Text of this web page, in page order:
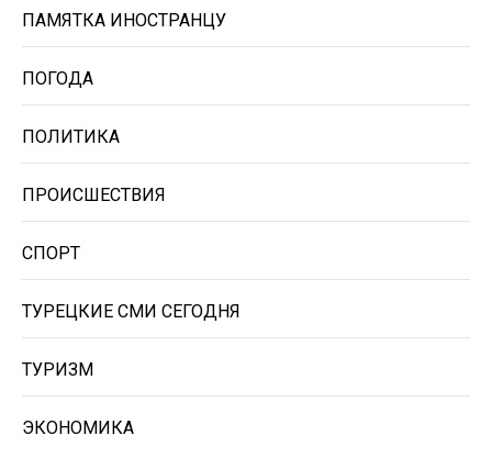
ПАМЯТКА ИНОСТРАНЦУ
ПОГОДА
ПОЛИТИКА
ПРОИСШЕСТВИЯ
СПОРТ
ТУРЕЦКИЕ СМИ СЕГОДНЯ
ТУРИЗМ
ЭКОНОМИКА